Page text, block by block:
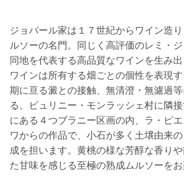
ジョバール家は１７世紀からワイン造
ルソーの名門。同じく高評価のレミ・ジ
同地を代表する高品質なワインを生み
ワインは所有する畑ごとの個性を表現
期に亘る澱との接触、無清澄・無濾過
る。ピュリニー・モンラッシェ村に隣
にある４つブラニー区画の内、ラ・ピ
ワからの作品で、小石が多く土壌由来
成を担います。黄桃の様な芳醇な香り
た甘味を感じる至極の熟成ムルソーをお